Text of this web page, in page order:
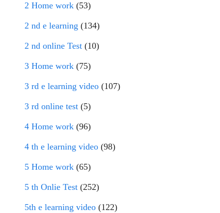
2 Home work (53)
2 nd e learning (134)
2 nd online Test (10)
3 Home work (75)
3 rd e learning video (107)
3 rd online test (5)
4 Home work (96)
4 th e learning video (98)
5 Home work (65)
5 th Onlie Test (252)
5th e learning video (122)